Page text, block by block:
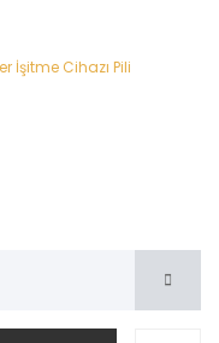
İşitme Cihazı Pili